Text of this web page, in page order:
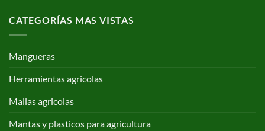
CATEGORÍAS MAS VISTAS
Mangueras
Herramientas agricolas
Mallas agricolas
Mantas y plasticos para agricultura